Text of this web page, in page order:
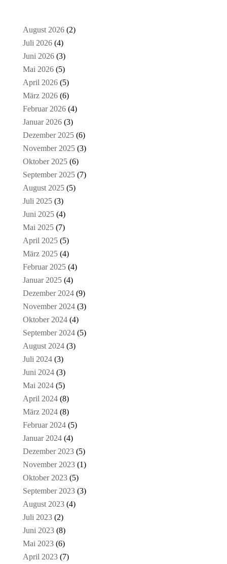
August 2026(2)
Juli 2026(4)
Juni 2026(3)
Mai 2026(5)
April 2026(5)
März 2026(6)
Februar 2026(4)
Januar 2026(3)
Dezember 2025(6)
November 2025(3)
Oktober 2025(6)
September 2025(7)
August 2025(5)
Juli 2025(3)
Juni 2025(4)
Mai 2025(7)
April 2025(5)
März 2025(4)
Februar 2025(4)
Januar 2025(4)
Dezember 2024(9)
November 2024(3)
Oktober 2024(4)
September 2024(5)
August 2024(3)
Juli 2024(3)
Juni 2024(3)
Mai 2024(5)
April 2024(8)
März 2024(8)
Februar 2024(5)
Januar 2024(4)
Dezember 2023(5)
November 2023(1)
Oktober 2023(5)
September 2023(3)
August 2023(4)
Juli 2023(2)
Juni 2023(8)
Mai 2023(6)
April 2023(7)